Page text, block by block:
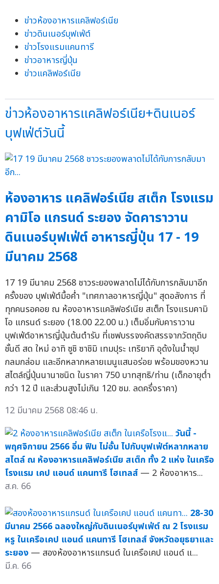
ข่าวห้องอาหารแคลิฟอร์เนีย
ข่าวดินเนอร์บุฟเฟ่ต์
ข่าวโรงแรมแคนทารี
ข่าวอาหารญี่ปุ่น
ข่าวแคลิฟอร์เนีย
ข่าวห้องอาหารแคลิฟอร์เนีย+ดินเนอร์
บุฟเฟ่ต์วันนี้
ห้องอาหาร แคลิฟอร์เนีย สเต็ก โรงแรม
คามิโอ แกรนด์ ระยอง จัดคาราวาน
ดินเนอร์บุฟเฟ่ต์ อาหารญี่ปุ่น 17 - 19
มีนาคม 2568
17 19 มีนาคม 2568 ชาวระยองพลาดไม่ได้กับการกลับมาอีก
ครั้งของ บุฟเฟ่ต์มื้อค่ำ "เทศกาลอาหารญี่ปุ่น" สุดอลังการ ที่
ทุกคนรอคอย ณ ห้องอาหารแคลิฟอร์เนีย สเต็ก โรงแรมคามิ
โอ แกรนด์ ระยอง (18.00 22.00 น.) เต็มอิ่มกับคาราวาน
บุฟเฟ่ต์อาหารญี่ปุ่นต้นตำรับ ที่เชฟบรรจงคัดสรรจากวัตถุดิบ
ชั้นดี สด ใหม่ อาทิ ซูชิ ซาชิมิ เทมปุระ เทริยากิ อุด้งในน้ำซุป
กลมกล่อม และอีกหลากหลายเมนูแสนอร่อย พร้อมของหวาน
สไตล์ญี่ปุ่นนานาชนิด ในราคา 750 บาทสุทธิ/ท่าน (เด็กอายุต่ำ
กว่า 12 ปี และส่วนสูงไม่เกิน 120 ซม. ลดครึ่งราคา)
12 มีนาคม 2568 08:46 น.
วันนี้ -
พฤศจิกายน 2566 อิ่ม ฟิน ไม่อั้น ไปกับบุฟเฟ่ต์หลากหลาย
สไตล์ ณ ห้องอาหารแคลิฟอร์เนีย สเต็ก ทั้ง 2 แห่ง ในเครือ
โรงแรม เคป แอนด์ แคนทารี โฮเทลส์ — 2 ห้องอาหาร...
ส.ค. 66
28-30
มีนาคม 2566 ฉลองใหญ่กับดินเนอร์บุฟเฟ่ต์ ณ 2 โรงแรม
หรู ในเครือเคป แอนด์ แคนทารี โฮเทลส์ จังหวัดอยุธยาและ
ระยอง — สองห้องอาหารแกรนด์ ในเครือเคป แอนด์ แ...
มี.ค. 66